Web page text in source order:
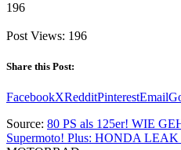
196
Post Views: 196
Share this Post:
FacebookXRedditPinterestEmail
Source: 80 PS als 125er! WIE
Supermoto! Plus: HONDA